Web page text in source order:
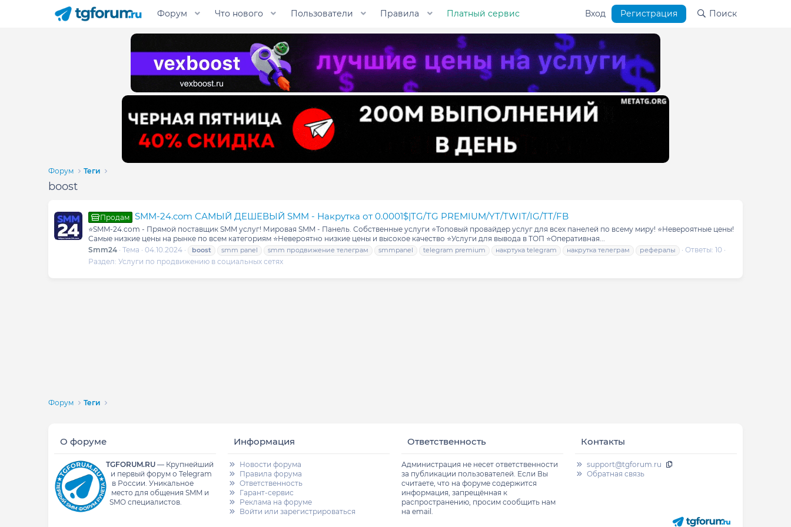
Форум Что нового Пользователи Правила Платный сервис Вход Регистрация Поиск
Форум Теги
boost
Продам SMM-24.com САМЫЙ ДЕШЕВЫЙ SMM - Накрутка от 0.0001$|TG/TG PREMIUM/YT/TWIT/IG/TT/FB
⭐️SMM-24.com - Прямой поставщик SMM услуг! Мировая SMM - Панель. Собственные услуги ⭐️Топовый провайдер услуг для всех панелей по всему миру! ⭐️Невероятные цены!
Самые низкие цены на рынке по всем категориям ⭐️Невероятно низкие цены и высокое качество ⭐️Услуги для вывода в ТОП ⭐️Оперативная...
Smm24 Тема 04.10.2024 boost smm panel smm продвижение телеграм smmpanel telegram premium накртука telegram накрутка телеграм рефералы
Ответы: 10
Раздел: Услуги по продвижению в социальных сетях
Форум Теги
О форуме
TGFORUM.RU— Крупнейший
и первый форум о Telegram
в России. Уникальное
место для общения SMM и
SMO специалистов.
Информация
Новости форума
Правила форума
Ответственность
Гарант-сервис
Реклама на форуме
Войти или зарегистрироваться
Ответственность
Администрация не несет ответственности
за публикации пользователей. Если Вы
считаете, что на форуме содержится
информация, запрещённая к
распространению, просим сообщить нам
на email.
Контакты
support@tgforum.ru
Обратная связь